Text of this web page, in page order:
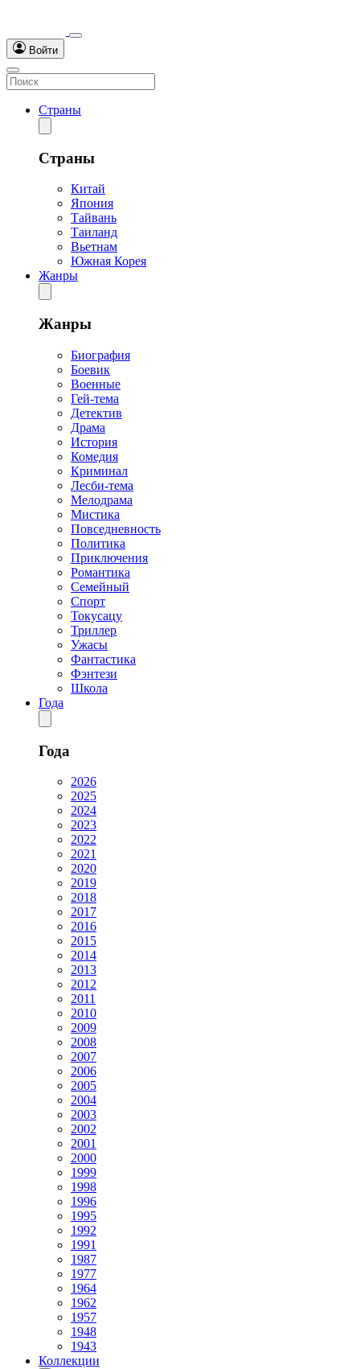
Войти
Страны
Страны
Китай
Япония
Тайвань
Таиланд
Вьетнам
Южная Корея
Жанры
Жанры
Биография
Боевик
Военные
Гей-тема
Детектив
Драма
История
Комедия
Криминал
Лесби-тема
Мелодрама
Мистика
Повседневность
Политика
Приключения
Романтика
Семейный
Спорт
Токусацу
Триллер
Ужасы
Фантастика
Фэнтези
Школа
Года
Года
2026
2025
2024
2023
2022
2021
2020
2019
2018
2017
2016
2015
2014
2013
2012
2011
2010
2009
2008
2007
2006
2005
2004
2003
2002
2001
2000
1999
1998
1996
1995
1992
1991
1987
1977
1964
1962
1957
1948
1943
Коллекции